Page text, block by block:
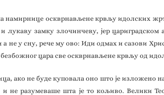
намирнице оскврнављене крвљу идолских
замку злочинчеву, јер цариградском
а не у сну, рече му ово: Иди одмах и сазови
цара све оскврнављене крвљу од
ако не буде куповала оно што је изложено
не разумеваше шта је то кољиво. Велики